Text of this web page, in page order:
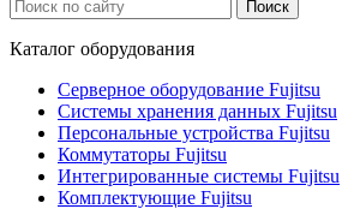
Каталог оборудования
Серверное оборудование Fujitsu
Системы хранения данных Fujitsu
Персональные устройства Fujitsu
Коммутаторы Fujitsu
Интегрированные системы Fujitsu
Комплектующие Fujitsu